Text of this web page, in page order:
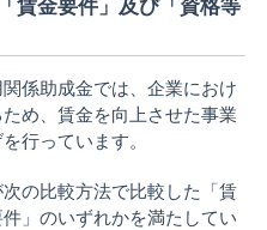
係助成金では、企業におけ
め、賃金を向上させた事業
行っています。
の比較方法で比較した「賃
」のいずれかを満たしてい